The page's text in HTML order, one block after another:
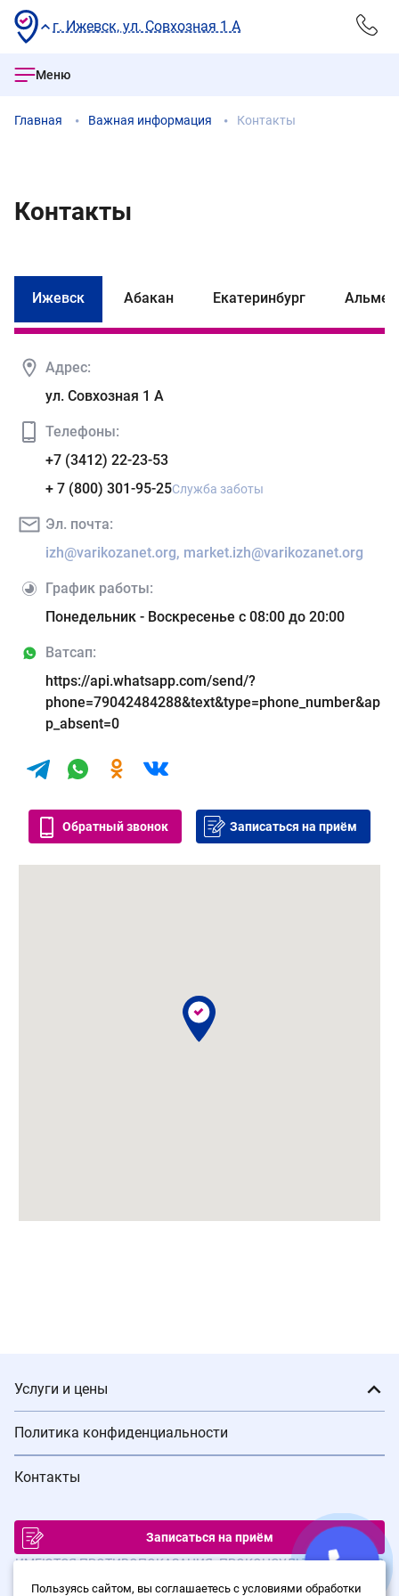
г. Ижевск, ул. Совхозная 1 А
Меню
Главная Важная информация Контакты
Контакты
Ижевск Абакан Екатеринбург
Адрес:
ул. Совхозная 1 А
Телефоны:
+7 (3412) 22-23-53
+ 7 (800) 301-95-25Служба заботы
Эл. почта:
izh@varikozanet.org, market.izh@varikozanet.org
График работы:
Понедельник - Воскресенье с 08:00 до 20:00
Ватсап:
https://api.whatsapp.com/send/?
phone=79042484288&text&type=phone_number&ap
p_absent=0
Обратный звонок Записаться на приём
Услуги и цены
Политика конфиденциальности
Контакты
Записаться на приём
ИМЕЮТСЯ ПРОТИВОПОКАЗАНИЯ. ПРОКОНСУЛЬТИРУЙТЕСЬ С
Пользуясь сайтом, вы соглашаетесь с условиями обработки